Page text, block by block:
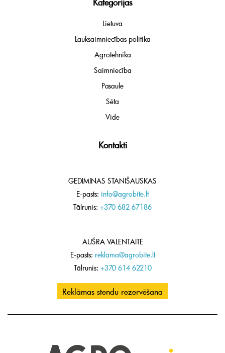
Lietuva
Lauksaimniecības politika
Agrotehnika
Saimniecība
Pasaule
Sēta
Vide
Kontakti
GEDIMINAS STANIŠAUSKAS
E-pasts: info@agrobite.lt
Tālrunis: +370 682 67186
AUŠRA VALENTAITĖ
E-pasts: reklama@agrobite.lt
Tālrunis: +370 614 62210
Reklāmas stendu rezervēšana